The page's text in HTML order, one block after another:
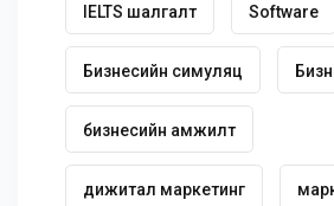
IELTS шалгалт Software
Бизнесийн симуляц
бизнесийн амжилт
дижитал маркетинг